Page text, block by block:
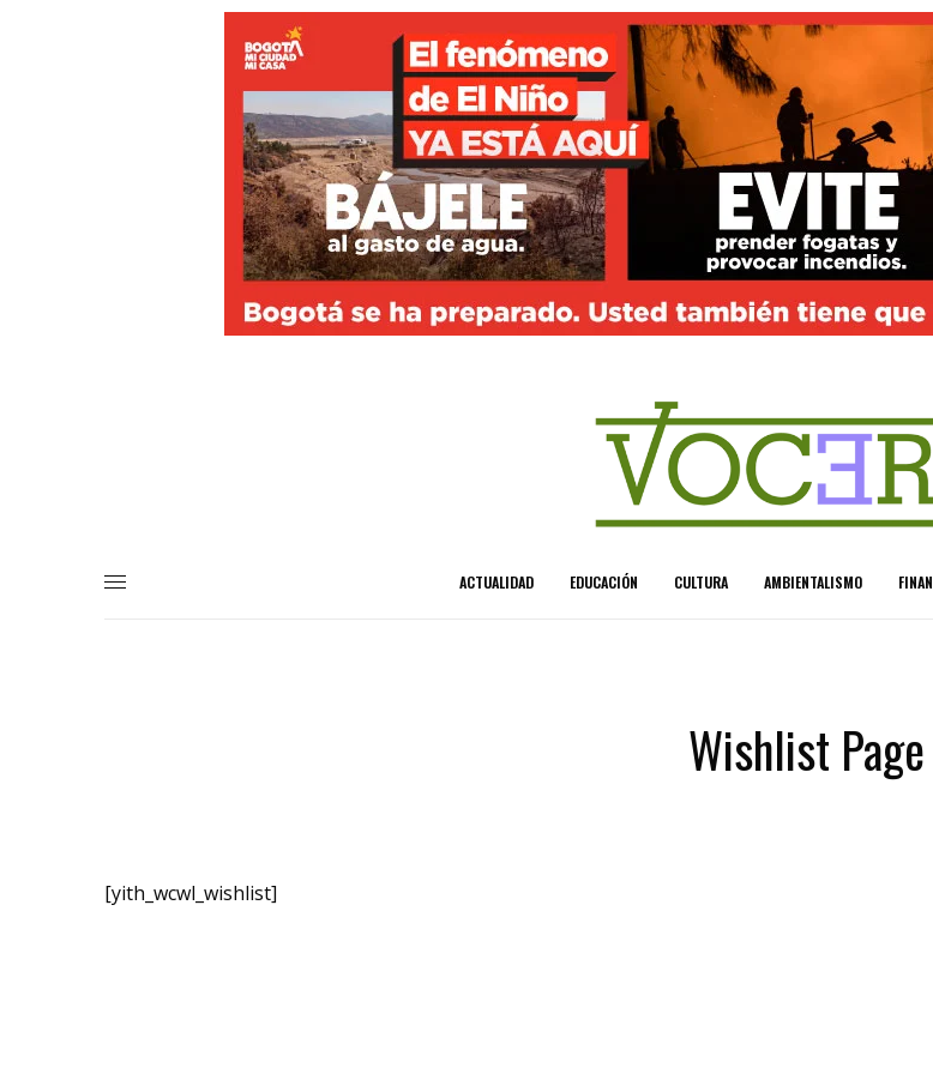
ACTUALIDAD EDUCACIÓN CULTURA AMBIENTALISMO
Wishlist Page
[yith_wcwl_wishlist]